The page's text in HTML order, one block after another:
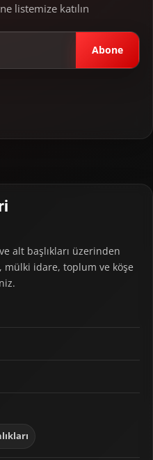
listemize katılın
Abone
alt başlıkları üzerinden
mülki idare, toplum ve köşe